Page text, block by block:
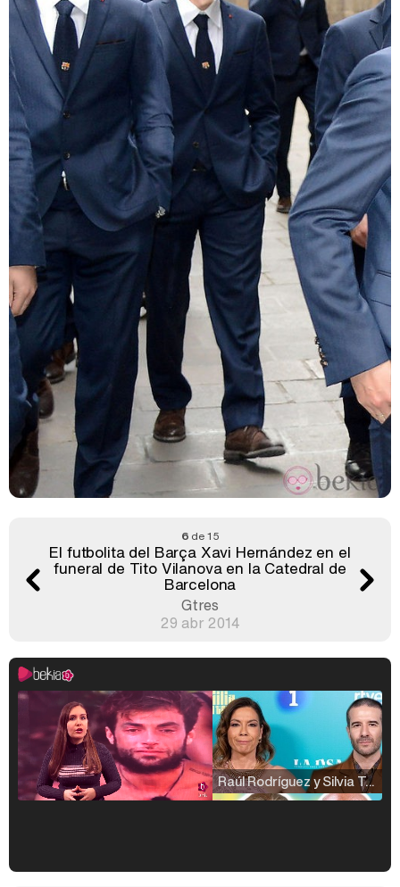
6 de 15
El futbolita del Barça Xavi Hernández en el
funeral de Tito Vilanova en la Catedral de
Barcelona
Gtres
29 abr 2014
Raúl Rodríguez y Silvia Taulés nos cuentan su papel en 'La familia de la tele'